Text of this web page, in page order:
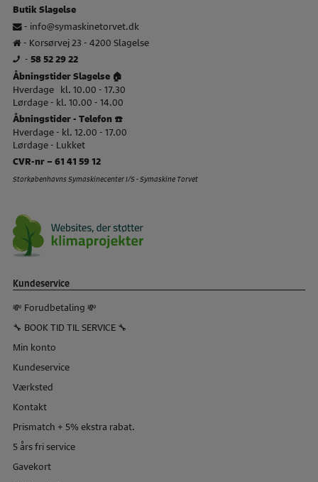
Butik Slagelse
- info@symaskinetorvet.dk
- Korsørvej 23 - 4200 Slagelse
- 58 52 29 22
Åbningstider Slagelse 🏠
Hverdage kl. 10.00 - 17.30
Lørdage - kl. 10.00 - 14.00
Åbningstider - Telefon ☎️
Hverdage - kl. 12.00 - 17.00
Lørdage - Lukket
CVR-nr – 61 41 59 12
Storkøbenhavns Symaskinecenter I/S - Symaskine Torvet
Kundeservice
💸 Forudbetaling 💸
🔧 BOOK TID TIL SERVICE 🔧
Min konto
Kundeservice
Værksted
Kontakt
Prismatch + 5% ekstra rabat.
5 års fri service
Gavekort